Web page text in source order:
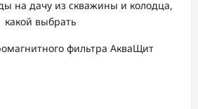
фильтра АкваЩит